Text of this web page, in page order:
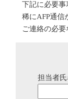
下記に必要
稀にAFP通信
ご連絡の必
担当者氏